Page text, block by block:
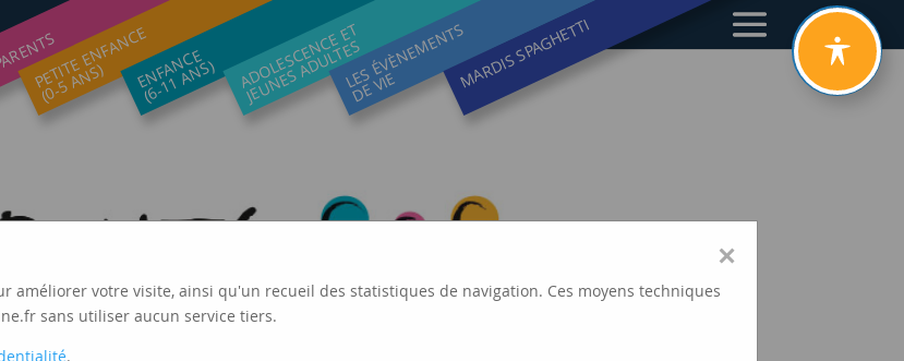
PETITE ENFANCE
(0-5 ANS) ENFANCE
(6-11 ANS) ADOLESCENCE ET
JEUNES ADULTESLES ÉVÈNEMENTS
DE VIE MARDIS SPAGHETTI
×
améliorer votre visite, ainsi qu'un recueil des statistiques de navigation. Ces moyens techniques
sans utiliser aucun service tiers.
.